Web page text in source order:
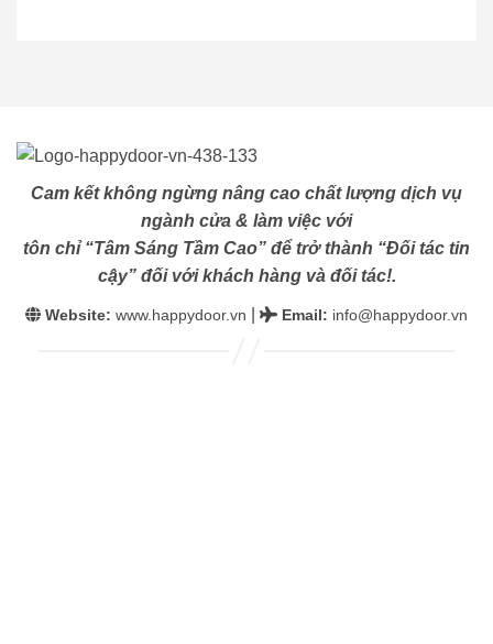
Cam kết không ngừng nâng cao chất lượng dịch vụ
ngành cửa & làm việc với
tôn chỉ “Tâm Sáng Tầm Cao” để trở thành “Đối tác tin
cậy” đối với khách hàng và đối tác!.
Website: www.happydoor.vn Email: info@happydoor.vn